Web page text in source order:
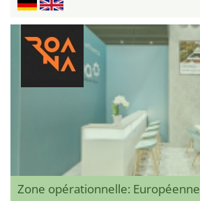
Zone opérationnelle: Européenne